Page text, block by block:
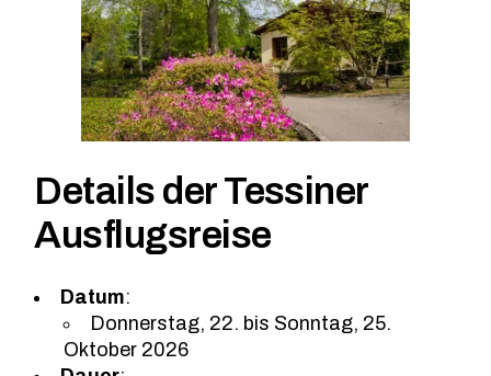
Details der Tessiner
Ausflugsreise
Datum:
Donnerstag, 22. bis Sonntag, 25.
Oktober 2026